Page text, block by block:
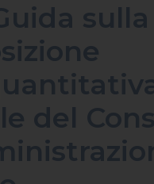
sulla
del